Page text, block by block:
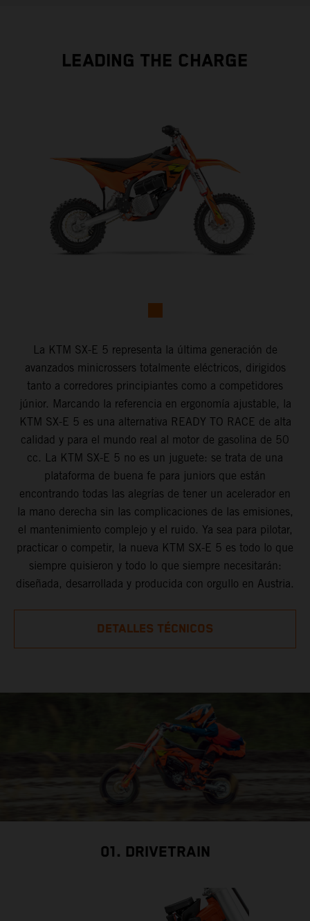
LEADING THE CHARGE
La KTM SX-E 5 representa la última generación de
avanzados minicrossers totalmente eléctricos, dirigidos
tanto a corredores principiantes como a competidores
júnior. Marcando la referencia en ergonomía ajustable, la
KTM SX-E 5 es una alternativa READY TO RACE de alta
calidad y para el mundo real al motor de gasolina de 50
cc. La KTM SX-E 5 no es un juguete: se trata de una
plataforma de buena fe para juniors que están
encontrando todas las alegrías de tener un acelerador en
la mano derecha sin las complicaciones de las emisiones,
el mantenimiento complejo y el ruido. Ya sea para pilotar,
practicar o competir, la nueva KTM SX-E 5 es todo lo que
siempre quisieron y todo lo que siempre necesitarán:
diseñada, desarrollada y producida con orgullo en Austria.
DETALLES TÉCNICOS
01. DRIVETRAIN